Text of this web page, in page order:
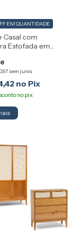
Casal com
Estofada em
sem juros
EM QUANTIDADE